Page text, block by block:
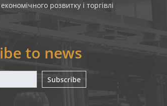
розвитку і торгівлі
to news
Subscribe